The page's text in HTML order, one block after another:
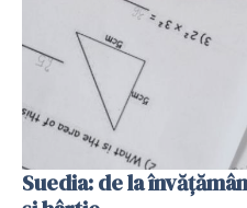
Suedia: de la